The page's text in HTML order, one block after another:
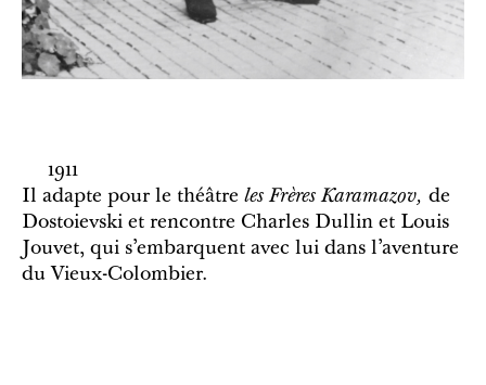
1911
Il adapte pour le théâtre les Frères Karamazov, de
Dostoievski et rencontre Charles Dullin et Louis
Jouvet, qui s’embarquent avec lui dans l’aventure
du Vieux-Colombier.